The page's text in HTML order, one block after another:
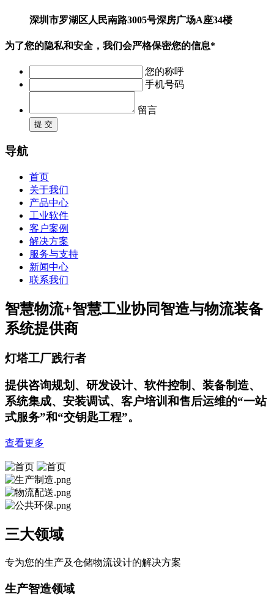
深圳市罗湖区人民南路3005号深房广场A座34楼
为了您的隐私和安全，我们会严格保密您的信息*
您的称呼
手机号码
留言
提 交
导航
首页
关于我们
产品中心
工业软件
客户案例
解决方案
服务与支持
新闻中心
联系我们
智慧物流+智慧工业协同智造与物流装备
系统提供商
灯塔工厂践行者
提供咨询规划、研发设计、软件控制、装备制造、
系统集成、安装调试、客户培训和售后运维的“一站
式服务”和“交钥匙工程”。
查看更多
三大领域
专为您的生产及仓储物流设计的解决方案
生产智造领域